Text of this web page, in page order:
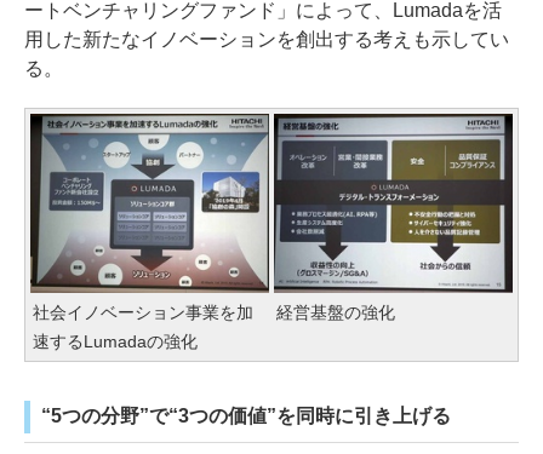
ートベンチャリングファンド」によって、Lumadaを活
用した新たなイノベーションを創出する考えも示してい
る。
社会イノベーション事業を加
速するLumadaの強化
経営基盤の強化
“5つの分野”で“3つの価値”を同時に引き上げる